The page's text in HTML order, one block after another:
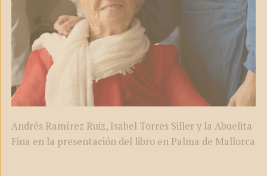
Andrés Ramírez Ruiz, Isabel Torres Siller y la Abuelita
Fina en la presentación del libro en Palma de Mallorca